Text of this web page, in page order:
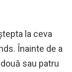
la ceva
Înainte de a
sau patru